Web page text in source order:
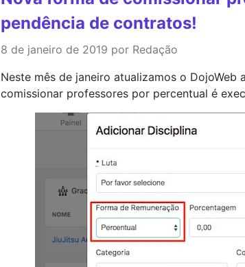
pendência de contratos!
8 de janeiro de 2019 por Redação
Neste mês de janeiro atualizamos o DojoWeb
comissionar professores por percentual é